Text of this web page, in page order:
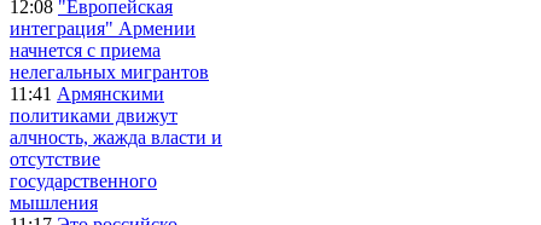
12:08 "Европейская
интеграция" Армении
начнется с приема
нелегальных мигрантов
11:41 Армянскими
политиками движут
алчность, жажда власти и
отсутствие
государственного
мышления